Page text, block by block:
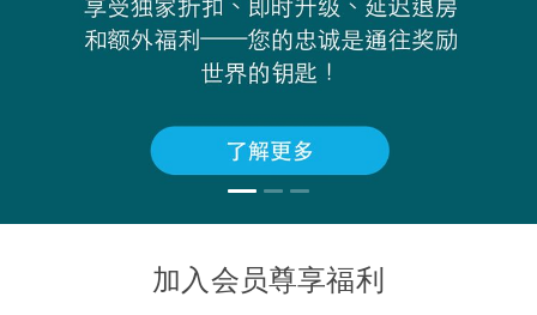
加入会员尊享福利